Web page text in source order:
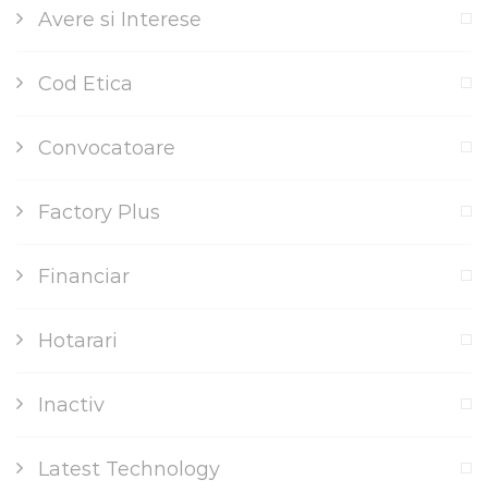
Avere si Interese
Cod Etica
Convocatoare
Factory Plus
Financiar
Hotarari
Inactiv
Latest Technology